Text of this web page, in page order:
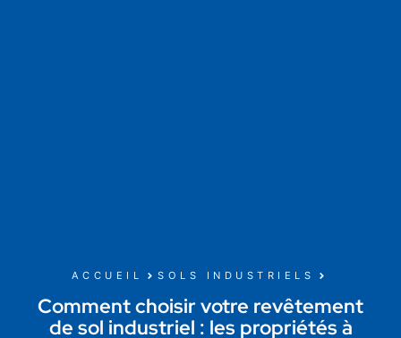
ACCUEIL SOLS INDUSTRIELS
Comment choisir votre revêtement
de sol industriel : les propriétés à